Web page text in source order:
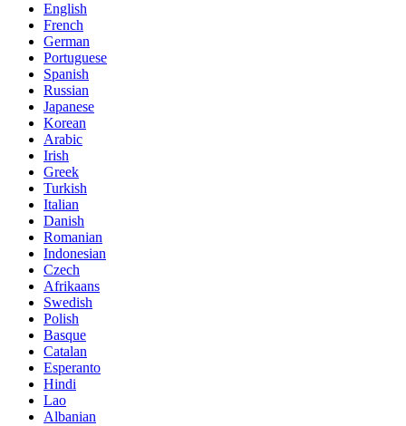
English
French
German
Portuguese
Spanish
Russian
Japanese
Korean
Arabic
Irish
Greek
Turkish
Italian
Danish
Romanian
Indonesian
Czech
Afrikaans
Swedish
Polish
Basque
Catalan
Esperanto
Hindi
Lao
Albanian